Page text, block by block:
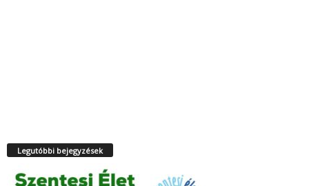
Legutóbbi bejegyzések